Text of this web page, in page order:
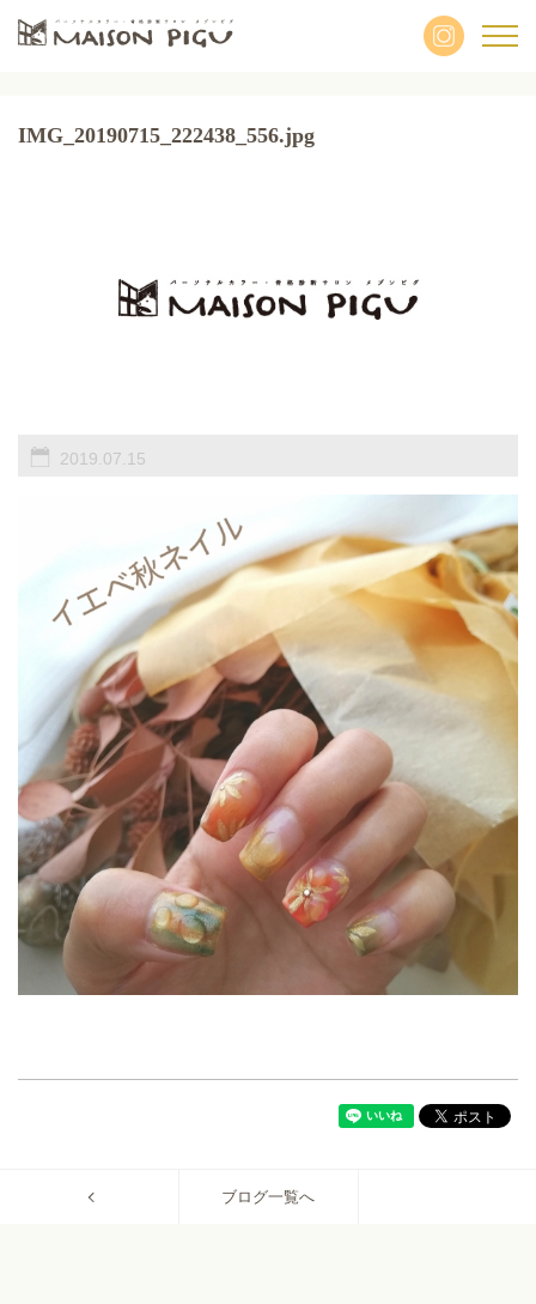
IMG_20190715_222438_556.jpg
2019.07.15
ブログ一覧へ